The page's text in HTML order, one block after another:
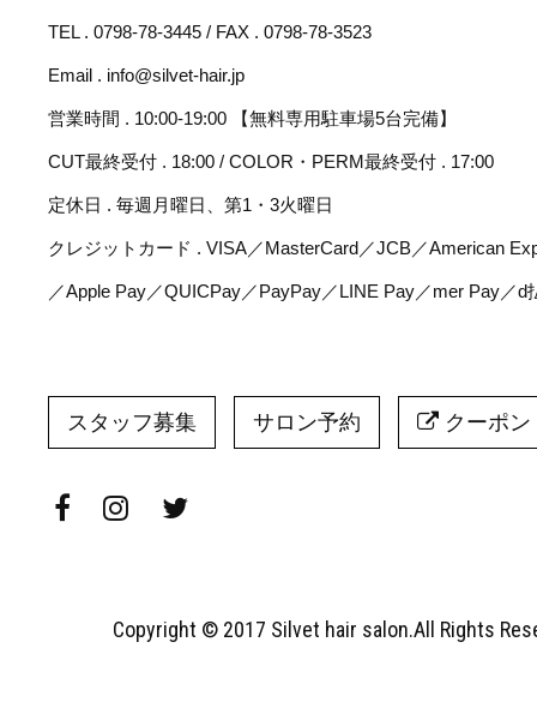
TEL . 0798-78-3445 / FAX . 0798-78-3523
Email . info@silvet-hair.jp
営業時間 . 10:00-19:00 【無料専用駐車場5台完備】
CUT最終受付 . 18:00 / COLOR・PERM最終受付 . 17:00
定休日 . 毎週月曜日、第1・3火曜日
クレジットカード . VISA／MasterCard／JCB／American
／Apple Pay／QUICPay／PayPay／LINE Pay／mer Pay／d
スタッフ募集 サロン予約 クーポン
Copyright © 2017 Silvet hair salon.All Rights